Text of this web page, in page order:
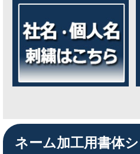
ネーム加工用書体